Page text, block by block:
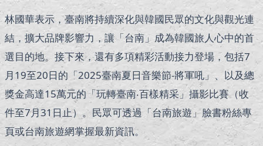
林國華表示，臺南將持續深化與韓國民眾的文化與觀光連
結，擴大品牌影響力，讓「台南」成為韓國旅人心中的首
選目的地。接下來，還有多項精彩活動接力登場，包括7
月19至20日的「2025臺南夏日音樂節-將軍吼」、以及總
獎金高達15萬元的「玩轉臺南‧百樣精采」攝影比賽（收
件至7月31日止）。民眾可透過「台南旅遊」臉書粉絲專
頁或台南旅遊網掌握最新資訊。